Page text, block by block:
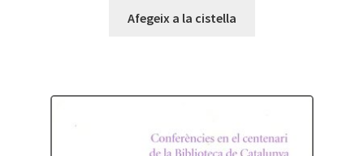
Afegeix a la cistella